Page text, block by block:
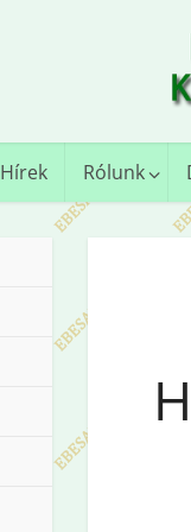
Hírek Rólunk